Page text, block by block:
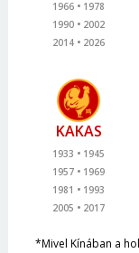
1966
1978
1990
2002
2014
2026
KAKAS
1933
1945
1957
1969
1981
1993
2005
2017
*Mivel Kínában a